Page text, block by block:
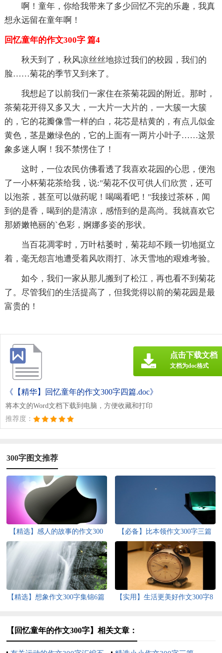
啊！童年，你给我带来了多少回忆不完的乐趣，我真
想永远留在童年啊！
回忆童年的作文300字 篇4
秋天到了，秋风凉丝丝地掠过我们的校园，我们的
脸……菊花的季节又到来了。
我想起了以前我们一家住在茶菊花园的附近。那时，
茶菊花开得又多又大，一大片一大片的，一大簇一大簇
的，它的花瓣像雪一样的白，花芯是桔黄的，有点儿似金
黄色，茎是嫩绿色的，它的上面有一两片小叶子……这景
象多迷人啊！我不禁愣住了！
这时，一位农民仿佛看透了我喜欢花园的心思，便泡
了一小杯菊花茶给我，说:"菊花不仅可供人们欣赏，还可
以泡茶，甚至可以做药呢！喝喝看吧！"我接过茶杯，闻
到的是香，喝到的是清凉，感悟到的是高尚。我就喜欢它
那娇嫩艳丽的`色彩，婀娜多姿的形状。
当百花凋零时，万叶枯萎时，菊花却不顾一切地挺立
着，毫无怨言地遭受着风吹雨打、冰天雪地的艰难考验。
如今，我们一家从那儿搬到了松江，再也看不到菊花
了。尽管我们的生活提高了，但我觉得以前的菊花园是最
富贵的！
《【精华】回忆童年的作文300字四篇.doc》
将本文的Word文档下载到电脑，方便收藏和打印
推荐度：
点击下载文档
文档为doc格式
300字图文推荐
【精选】感人的故事的作文300
字4篇
【必备】比本领作文300字三篇
【精选】想象作文300字集锦6篇
【实用】生活更美好作文300字8
【回忆童年的作文300字】相关文章：